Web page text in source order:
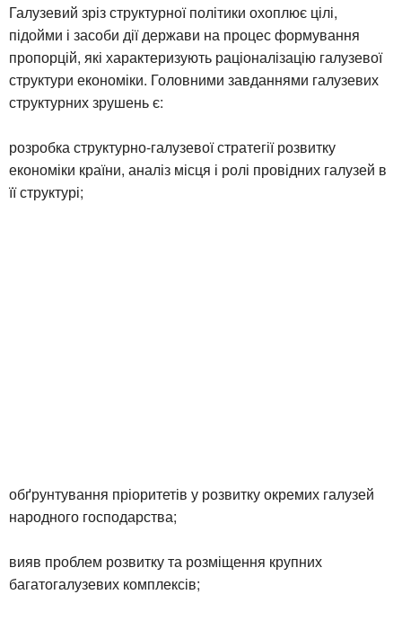
Галузевий зріз структурної політики охоплює цілі,
підойми і засоби дії держави на процес формування
пропорцій, які характеризують раціоналізацію галузевої
структури економіки. Головними завданнями галузевих
структурних зрушень є:
розробка структурно-галузевої стратегії розвитку
економіки країни, аналіз місця і ролі провідних галузей в
її структурі;
обґрунтування пріоритетів у розвитку окремих галузей
народного господарства;
вияв проблем розвитку та розміщення крупних
багатогалузевих комплексів;